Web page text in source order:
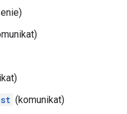
(komunikat)